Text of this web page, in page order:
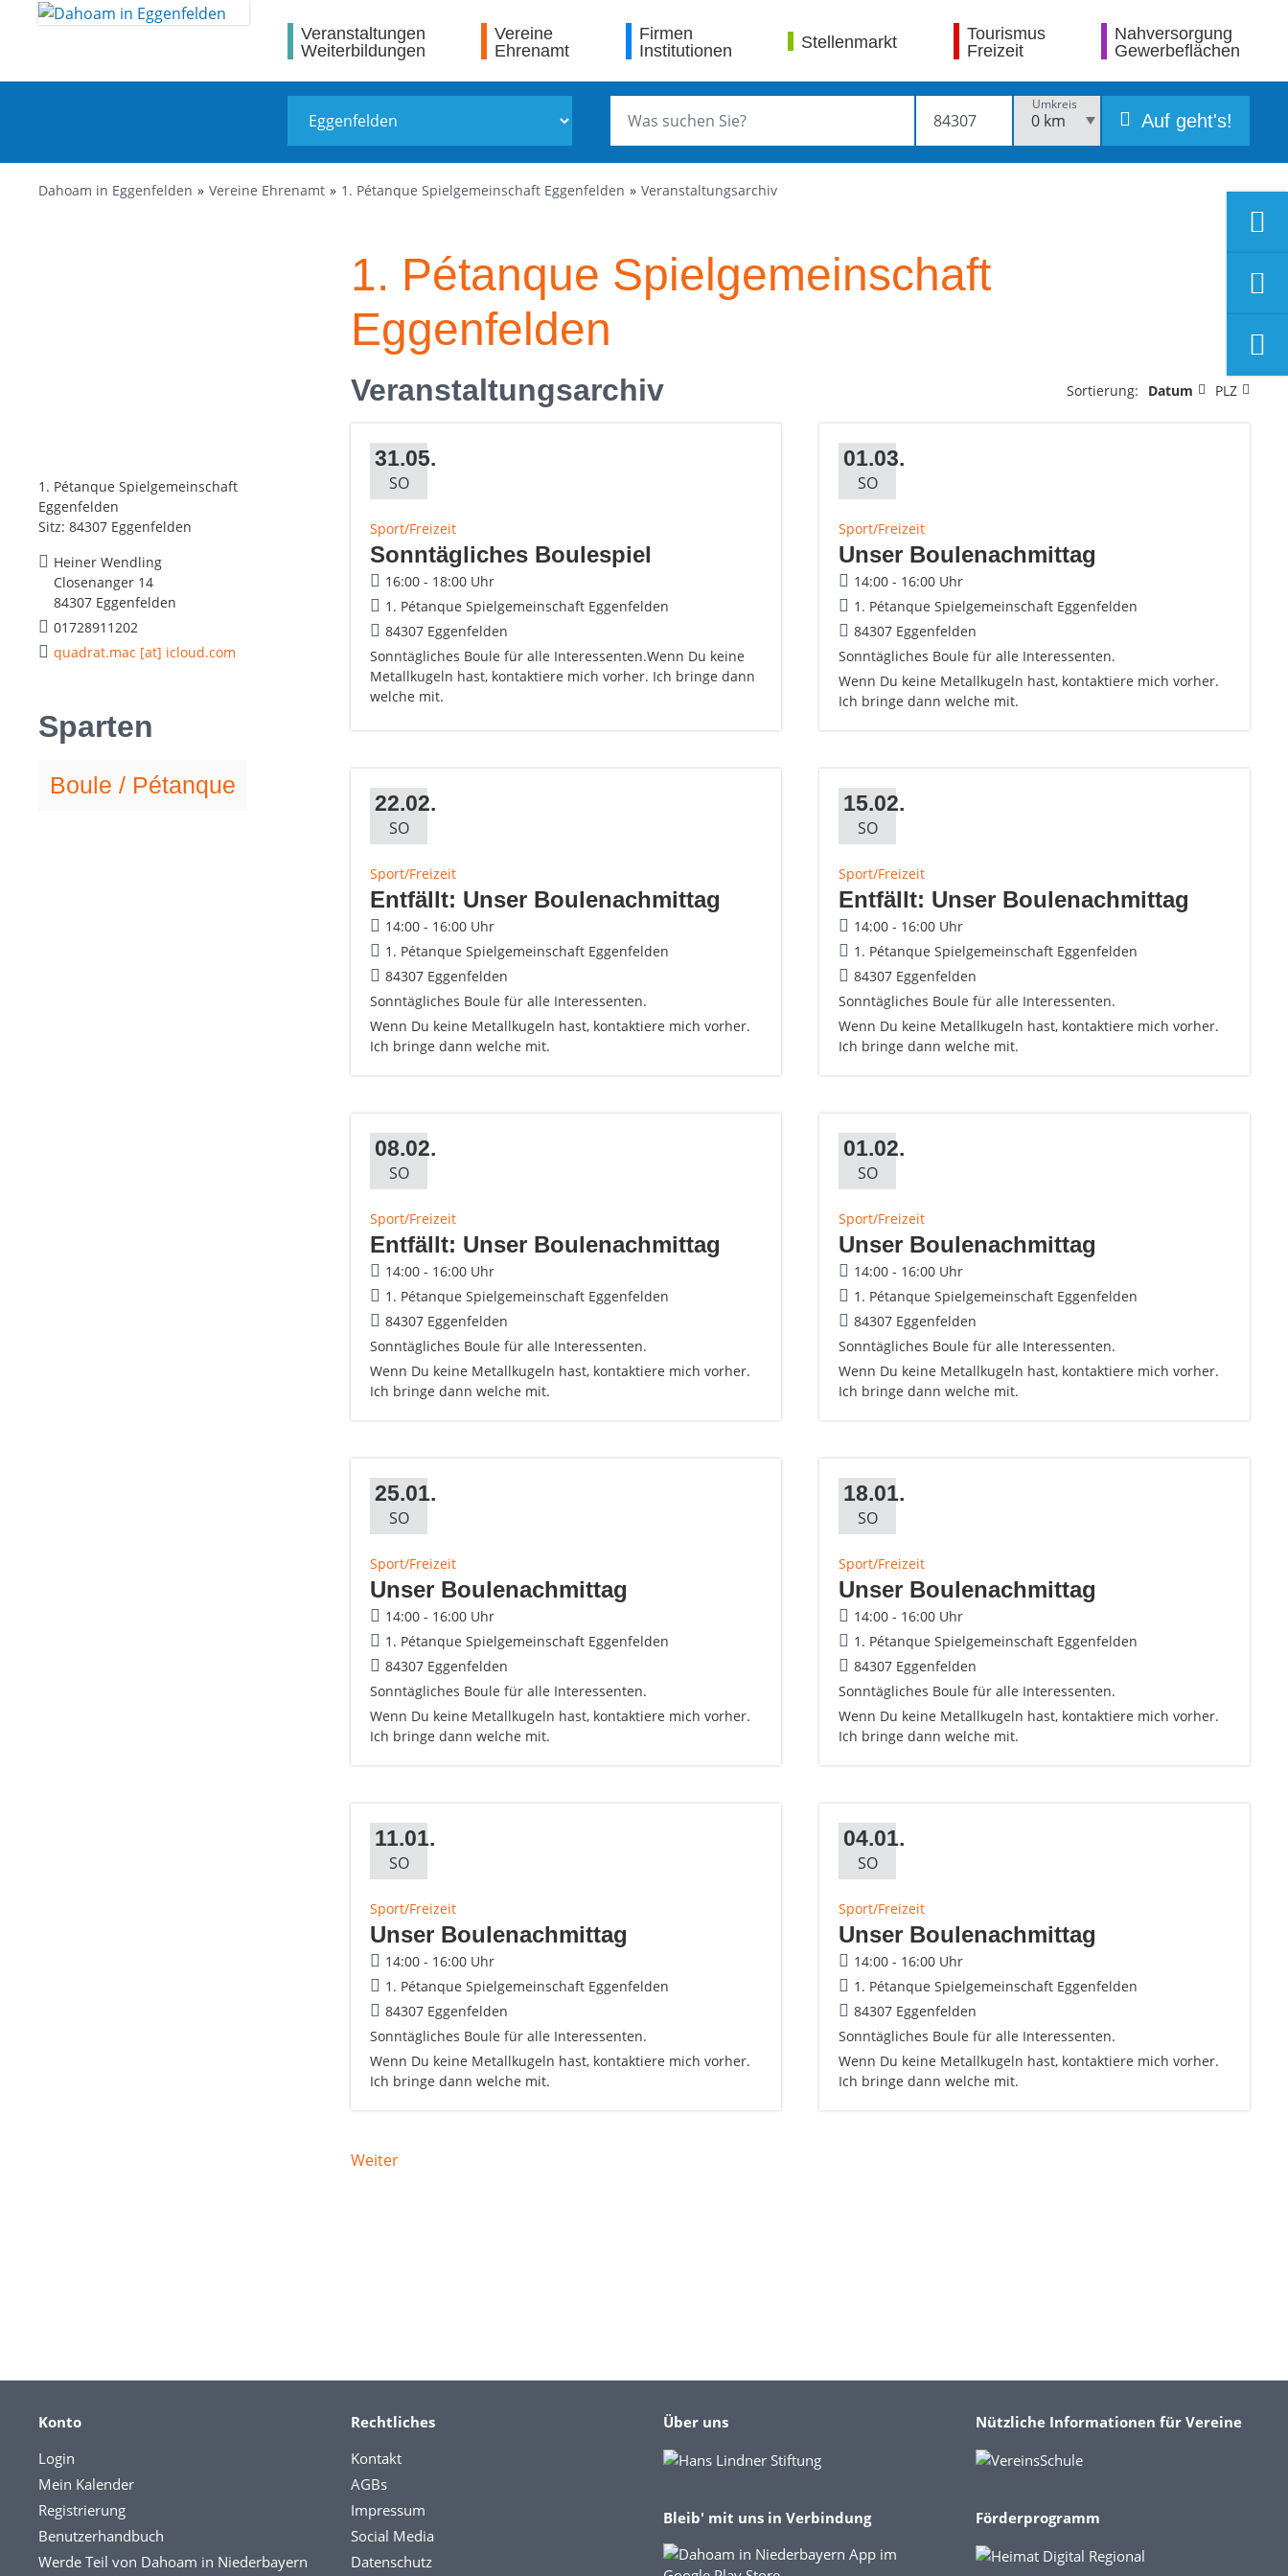
Veranstaltungen
Weiterbildungen
Vereine
Ehrenamt
Firmen
Institutionen
Stellenmarkt
Tourismus
Freizeit
Nahversorgung
Gewerbeflächen
Umkreis
Auf geht's!
Dahoam in Eggenfelden Vereine Ehrenamt 1. Pétanque Spielgemeinschaft Eggenfelden Veranstaltungsarchiv
1. Pétanque Spielgemeinschaft
Eggenfelden
Sitz: 84307 Eggenfelden
Heiner Wendling
Closenanger 14
84307 Eggenfelden
01728911202
quadrat.mac [at] icloud.com
Sparten
Boule / Pétanque
1. Pétanque Spielgemeinschaft
Eggenfelden
Veranstaltungsarchiv Sortierung: Datum PLZ
31.05.
SO
Sport/Freizeit
Sonntägliches Boulespiel
16:00 - 18:00 Uhr
1. Pétanque Spielgemeinschaft Eggenfelden
84307 Eggenfelden
Sonntägliches Boule für alle Interessenten.Wenn Du keine
Metallkugeln hast, kontaktiere mich vorher. Ich bringe dann
welche mit.
01.03.
SO
Sport/Freizeit
Unser Boulenachmittag
14:00 - 16:00 Uhr
1. Pétanque Spielgemeinschaft Eggenfelden
84307 Eggenfelden
Sonntägliches Boule für alle Interessenten.
Wenn Du keine Metallkugeln hast, kontaktiere mich vorher.
Ich bringe dann welche mit.
22.02.
SO
Sport/Freizeit
Entfällt: Unser Boulenachmittag
14:00 - 16:00 Uhr
1. Pétanque Spielgemeinschaft Eggenfelden
84307 Eggenfelden
Sonntägliches Boule für alle Interessenten.
Wenn Du keine Metallkugeln hast, kontaktiere mich vorher.
Ich bringe dann welche mit.
15.02.
SO
Sport/Freizeit
Entfällt: Unser Boulenachmittag
14:00 - 16:00 Uhr
1. Pétanque Spielgemeinschaft Eggenfelden
84307 Eggenfelden
Sonntägliches Boule für alle Interessenten.
Wenn Du keine Metallkugeln hast, kontaktiere mich vorher.
Ich bringe dann welche mit.
08.02.
SO
Sport/Freizeit
Entfällt: Unser Boulenachmittag
14:00 - 16:00 Uhr
1. Pétanque Spielgemeinschaft Eggenfelden
84307 Eggenfelden
Sonntägliches Boule für alle Interessenten.
Wenn Du keine Metallkugeln hast, kontaktiere mich vorher.
Ich bringe dann welche mit.
01.02.
SO
Sport/Freizeit
Unser Boulenachmittag
14:00 - 16:00 Uhr
1. Pétanque Spielgemeinschaft Eggenfelden
84307 Eggenfelden
Sonntägliches Boule für alle Interessenten.
Wenn Du keine Metallkugeln hast, kontaktiere mich vorher.
Ich bringe dann welche mit.
25.01.
SO
Sport/Freizeit
Unser Boulenachmittag
14:00 - 16:00 Uhr
1. Pétanque Spielgemeinschaft Eggenfelden
84307 Eggenfelden
Sonntägliches Boule für alle Interessenten.
Wenn Du keine Metallkugeln hast, kontaktiere mich vorher.
Ich bringe dann welche mit.
18.01.
SO
Sport/Freizeit
Unser Boulenachmittag
14:00 - 16:00 Uhr
1. Pétanque Spielgemeinschaft Eggenfelden
84307 Eggenfelden
Sonntägliches Boule für alle Interessenten.
Wenn Du keine Metallkugeln hast, kontaktiere mich vorher.
Ich bringe dann welche mit.
11.01.
SO
Sport/Freizeit
Unser Boulenachmittag
14:00 - 16:00 Uhr
1. Pétanque Spielgemeinschaft Eggenfelden
84307 Eggenfelden
Sonntägliches Boule für alle Interessenten.
Wenn Du keine Metallkugeln hast, kontaktiere mich vorher.
Ich bringe dann welche mit.
04.01.
SO
Sport/Freizeit
Unser Boulenachmittag
14:00 - 16:00 Uhr
1. Pétanque Spielgemeinschaft Eggenfelden
84307 Eggenfelden
Sonntägliches Boule für alle Interessenten.
Wenn Du keine Metallkugeln hast, kontaktiere mich vorher.
Ich bringe dann welche mit.
Weiter
Konto
Login
Mein Kalender
Registrierung
Benutzerhandbuch
Werde Teil von Dahoam in Niederbayern
Rechtliches
Kontakt
AGBs
Impressum
Social Media
Datenschutz
Über uns
Bleib' mit uns in Verbindung
Nützliche Informationen für Vereine
Förderprogramm